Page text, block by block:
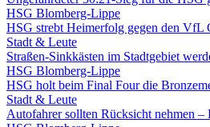
HSG Blomberg-Lippe
HSG strebt Heimerfolg gegen den VfL
Stadt & Leute
Straßen-Sinkkästen im Stadtgebiet
HSG Blomberg-Lippe
HSG holt beim Final Four die
Stadt & Leute
Autofahrer sollten Rücksicht nehmen